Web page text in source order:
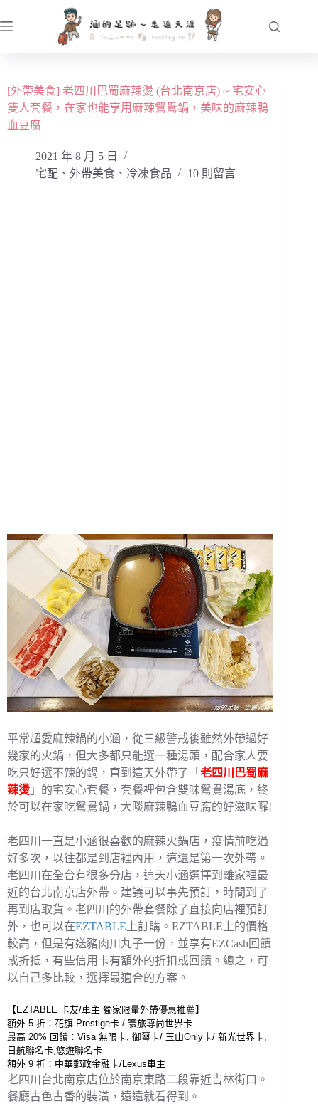
至
容[外帶美食] 老四川巴蜀麻辣燙 (台北南京店) ~ 宅安心
雙人套餐，在家也能享用麻辣鴛鴦鍋，美味的麻辣鴨
血豆腐
2021 年 8 月 5 日
宅配、外帶美食、冷凍食品
10 則留言
平常超愛麻辣鍋的小涵，從三級警戒後雖然外帶過好
幾家的火鍋，但大多都只能選一種湯頭，配合家人要
吃只好選不辣的鍋，直到這天外帶了「 老四川巴蜀麻
辣燙 」的宅安心套餐，套餐裡包含雙味鴛鴦湯底，終
於可以在家吃鴛鴦鍋，大啖麻辣鴨血豆腐的好滋味囉!
老四川一直是小涵很喜歡的麻辣火鍋店，疫情前吃過
好多次，以往都是到店裡內用，這還是第一次外帶。
老四川在全台有很多分店，這天小涵選擇到離家裡最
近的台北南京店外帶。建議可以事先預訂，時間到了
再到店取貨。老四川的外帶套餐除了直接向店裡預訂
外，也可以在EZTABLE 上訂購。EZTABLE上的價格
較高，但是有送豬肉川丸子一份，並享有EZCash回饋
或折抵，有些信用卡有額外的折扣或回饋。總之，可
以自己多比較，選擇最適合的方案。
【EZTABLE 卡友/車主 獨家限量外帶優惠推薦】
額外 5 折：花旗 Prestige卡 / 寰旅尊尚世界卡
最高 20% 回饋：Visa 無限卡, 御璽卡/ 玉山Only卡/ 新光世界卡,
日航聯名卡,悠遊聯名卡
額外 9 折：中華郵政金融卡/Lexus車主
老四川台北南京店位於南京東路二段靠近吉林街口。
餐廳古色古香的裝潢，遠遠就看得到。